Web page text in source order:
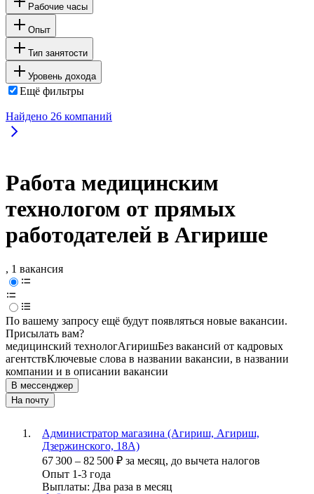
Рабочие часы
Опыт
Тип занятости
Уровень дохода
Ещё фильтры
Найдено 26 компаний
Работа медицинским
технологом от прямых
работодателей в Агирише
, 1 вакансия
По вашему запросу ещё будут появляться новые вакансии.
Присылать вам?
медицинский технологАгиришБез вакансий от кадровых
агентствКлючевые слова в названии вакансии, в названии
компании и в описании вакансии
В мессенджер
На почту
Администратор магазина (Агириш, Агириш,
Дзержинского, 18А)
67 300 – 82 500 ₽ за месяц, до вычета налогов
Опыт 1-3 года
Выплаты: Два раза в месяц